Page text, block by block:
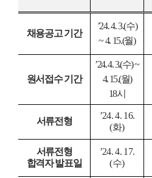
채용공고 기간
’24. 4. 3.(수)
~ 4. 15.(월)
원서접수 기간
’24. 4. 3.(수) ~
4. 15.(월)
18시
서류전형
’24. 4. 16.
(화)
서류전형
합격자 발표일
’24. 4. 17.
(수)